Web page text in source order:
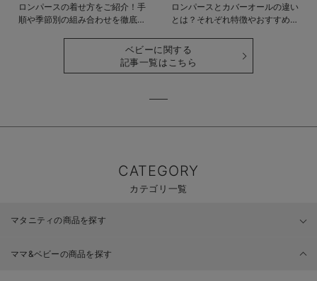
ロンパースの着せ方をご紹介！手
順や季節別の組み合わせを徹底解
ロンパースとカバーオールの違い
とは？それぞれ特徴やおすすめ商
ベビーに関する
記事一覧はこちら
CATEGORY
カテゴリ一覧
マタニティの商品を探す
ママ&ベビーの商品を探す